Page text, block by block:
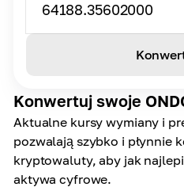
Konwertuj swoje
Aktualne kursy wymiany i
pozwalają szybko i płynnie
kryptowaluty, aby jak
aktywa cyfrowe.
64188.35602000